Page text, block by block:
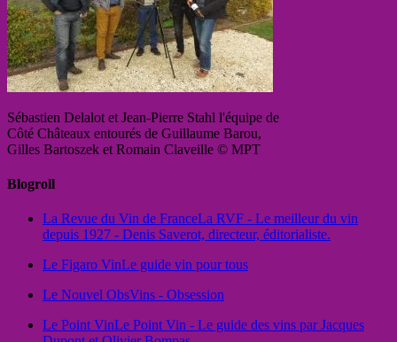
Sébastien Delalot et Jean-Pierre Stahl l'équipe de
Côté Châteaux entourés de Guillaume Barou,
Gilles Bartoszek et Romain Claveille © MPT
Blogroll
La Revue du Vin de FranceLa RVF - Le meilleur du vin
depuis 1927 - Denis Saverot, directeur, éditorialiste.
Le Figaro VinLe guide vin pour tous
Le Nouvel ObsVins - Obsession
Le Point VinLe Point Vin - Le guide des vins par Jacques